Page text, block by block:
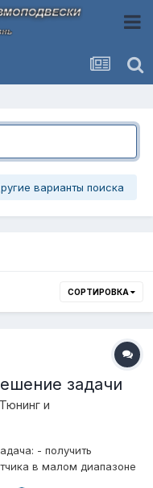
варианты поиска
СОРТИРОВКА
задачи
Тюнинг и
- получить
в малом диапазоне